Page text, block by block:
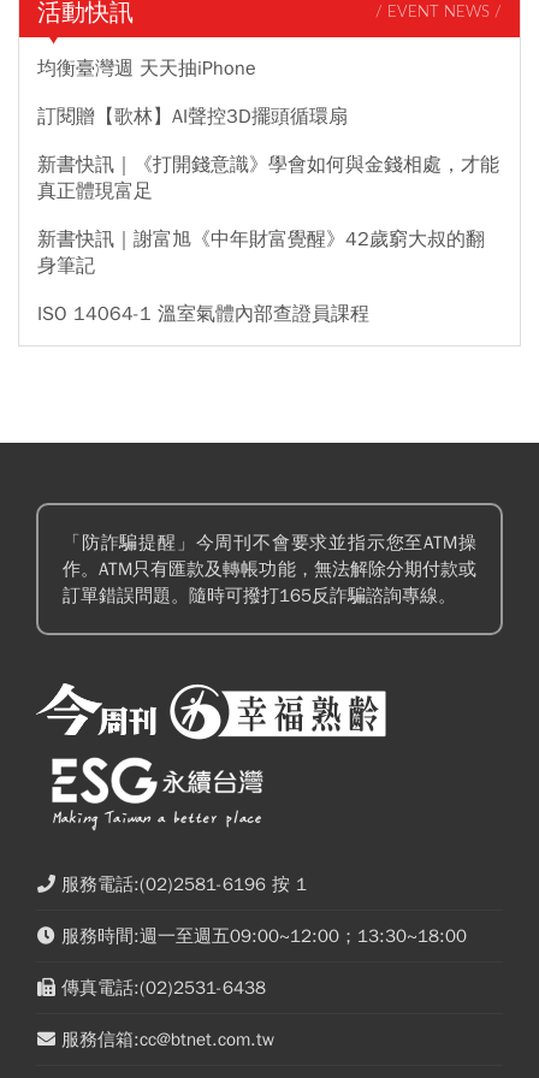
活動快訊 / EVENT NEWS /
均衡臺灣週 天天抽iPhone
訂閱贈【歌林】AI聲控3D擺頭循環扇
新書快訊｜《打開錢意識》學會如何與金錢相處，才能
真正體現富足
新書快訊｜謝富旭《中年財富覺醒》42歲窮大叔的翻
身筆記
ISO 14064-1 溫室氣體內部查證員課程
「防詐騙提醒」今周刊不會要求並指示您至ATM操
作。ATM只有匯款及轉帳功能，無法解除分期付款或
訂單錯誤問題。隨時可撥打165反詐騙諮詢專線。
服務電話:(02)2581-6196 按 1
服務時間:週一至週五09:00~12:00；13:30~18:00
傳真電話:(02)2531-6438
服務信箱:cc@btnet.com.tw